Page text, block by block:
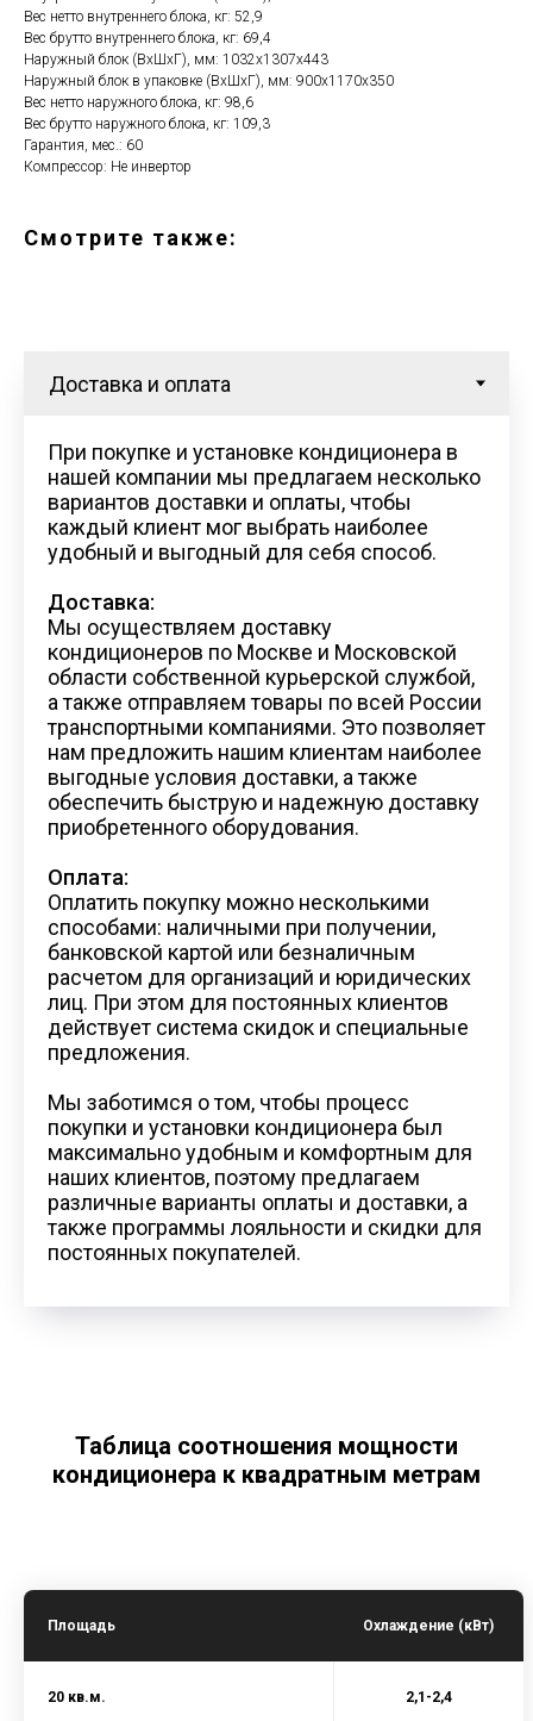
Вес нетто внутреннего блока, кг: 52,9
Вес брутто внутреннего блока, кг: 69,4
Наружный блок (ВхШхГ), мм: 1032x1307x443
Наружный блок в упаковке (ВхШхГ), мм: 900x1170x350
Вес нетто наружного блока, кг: 98,6
Вес брутто наружного блока, кг: 109,3
Гарантия, мес.: 60
Компрессор: Не инвертор
Смотрите также:
При покупке и установке кондиционера в
нашей компании мы предлагаем несколько
вариантов доставки и оплаты, чтобы
каждый клиент мог выбрать наиболее
удобный и выгодный для себя способ.
Доставка:
Мы осуществляем доставку
кондиционеров по Москве и Московской
области собственной курьерской службой,
а также отправляем товары по всей России
транспортными компаниями. Это позволяет
нам предложить нашим клиентам наиболее
выгодные условия доставки, а также
обеспечить быструю и надежную доставку
приобретенного оборудования.
Оплата:
Оплатить покупку можно несколькими
способами: наличными при получении,
банковской картой или безналичным
расчетом для организаций и юридических
лиц. При этом для постоянных клиентов
действует система скидок и специальные
предложения.
Мы заботимся о том, чтобы процесс
покупки и установки кондиционера был
максимально удобным и комфортным для
наших клиентов, поэтому предлагаем
различные варианты оплаты и доставки, а
также программы лояльности и скидки для
постоянных покупателей.
Таблица соотношения мощности
кондиционера к квадратным метрам
Площадь Охлаждение (кВт)
20 кв.м. 2,1-2,4